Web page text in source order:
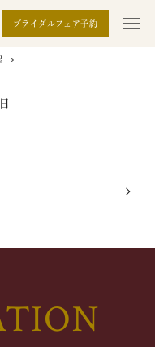
ブライダルフェア予約